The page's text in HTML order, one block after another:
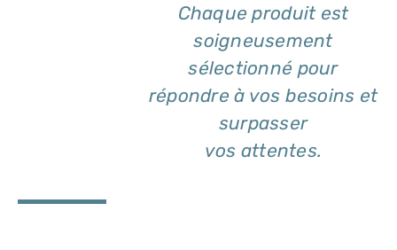
Chaque produit est
soigneusement
sélectionné pour
répondre à vos besoins et
surpasser
vos attentes.